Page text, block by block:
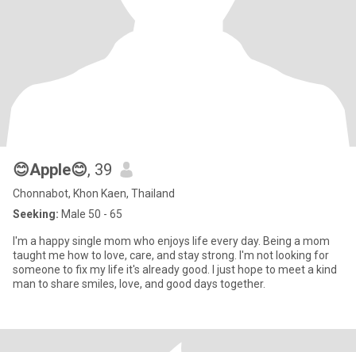
😊Apple😊, 39
Chonnabot, Khon Kaen, Thailand
Seeking: Male 50 - 65
I'm a happy single mom who enjoys life every day. Being a mom
taught me how to love, care, and stay strong. I'm not looking for
someone to fix my life it's already good. I just hope to meet a kind
man to share smiles, love, and good days together.